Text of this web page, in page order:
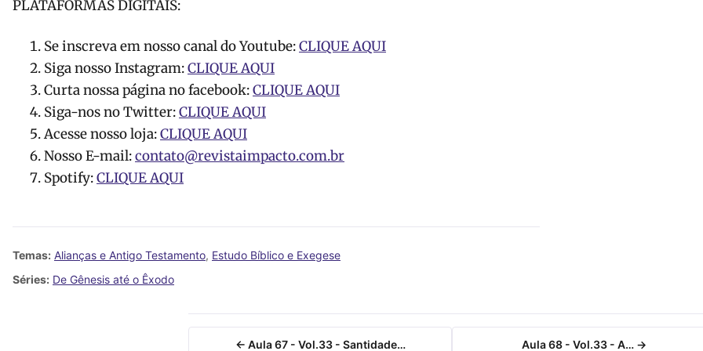
PLATAFORMAS DIGITAIS:
Se inscreva em nosso canal do Youtube:CLIQUE AQUI
Siga nosso Instagram:CLIQUE AQUI
Curta nossa página no facebook:CLIQUE AQUI
Siga-nos no Twitter:CLIQUE AQUI
Acesse nosso loja:CLIQUE AQUI
Nosso E-mail:contato@revistaimpacto.com.br
Spotify:CLIQUE AQUI
Temas: Alianças e Antigo Testamento, Estudo Bíblico e Exegese
Séries: De Gênesis até o Êxodo
← Aula 67 - Vol.33 - Santidade… Aula 68 - Vol.33 - A… →